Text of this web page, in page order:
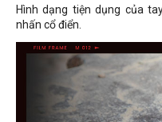
Hình dạng tiện dụng của
nhấn cổ điển.